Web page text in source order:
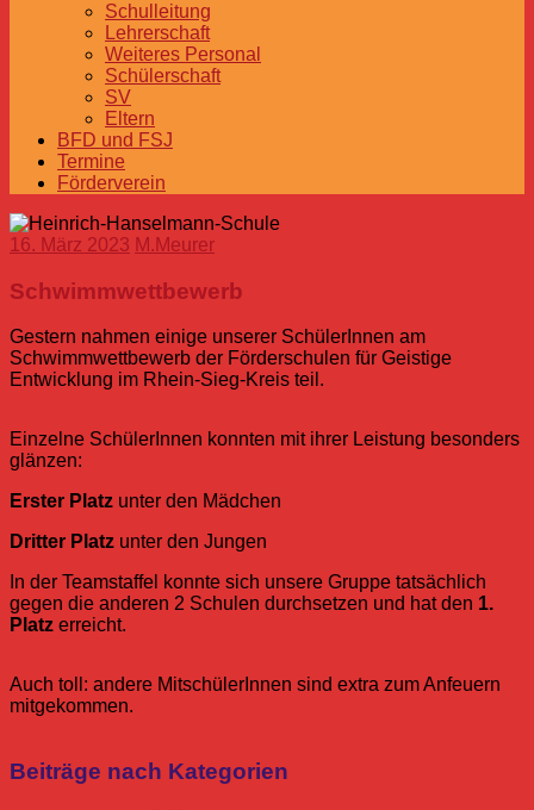
Schulleitung
Lehrerschaft
Weiteres Personal
Schülerschaft
SV
Eltern
BFD und FSJ
Termine
Förderverein
16. März 2023 M.Meurer
Schwimmwettbewerb
Gestern nahmen einige unserer SchülerInnen am
Schwimmwettbewerb der Förderschulen für Geistige
Entwicklung im Rhein-Sieg-Kreis teil.
Einzelne SchülerInnen konnten mit ihrer Leistung besonders
glänzen:
Erster Platz unter den Mädchen
Dritter Platz unter den Jungen
In der Teamstaffel konnte sich unsere Gruppe tatsächlich
gegen die anderen 2 Schulen durchsetzen und hat den 1.
Platz erreicht.
Auch toll: andere MitschülerInnen sind extra zum Anfeuern
mitgekommen.
Allgemein
Erster
Pokal Schwimmwettbewerb
Beiträge nach Kategorien